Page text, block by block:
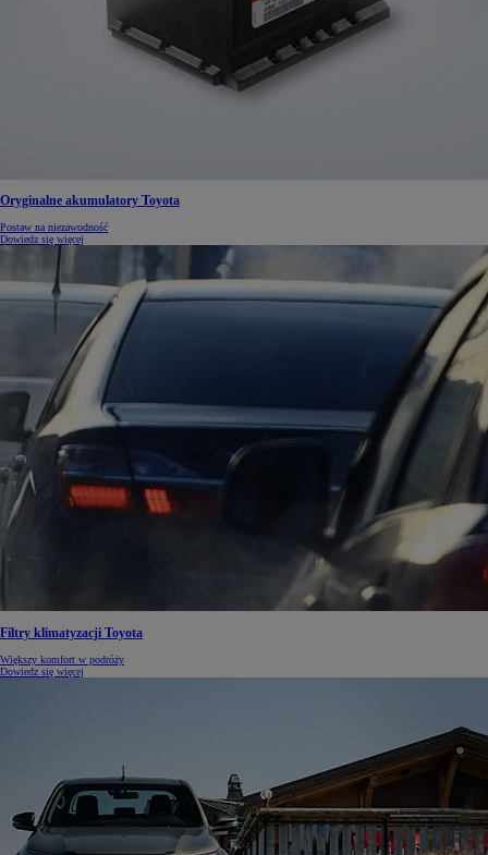
Oryginalne akumulatory Toyota
Postaw na niezawodność
Dowiedz się więcej
Filtry klimatyzacji Toyota
Większy komfort w podróży
Dowiedz się więcej